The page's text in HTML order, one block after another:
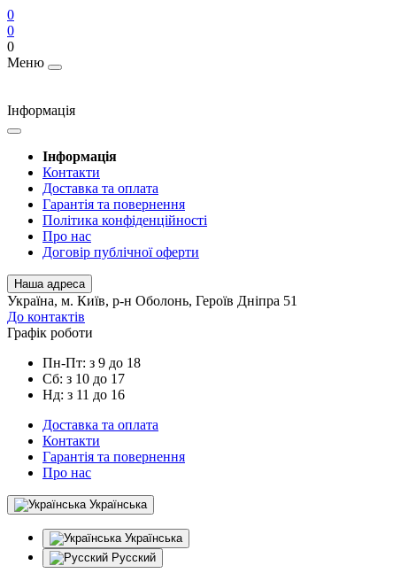
0
0
0
Меню
Інформація
Інформація
Контакти
Доставка та оплата
Гарантія та повернення
Політика конфіденційності
Про нас
Договір публічної оферти
Наша адреса
Українa, м. Київ, р-н Оболонь, Героїв Дніпра 51
До контактів
Графік роботи
Пн-Пт: з 9 до 18
Сб: з 10 до 17
Нд: з 11 до 16
Доставка та оплата
Контакти
Гарантія та повернення
Про нас
Українська
Українська
Русский